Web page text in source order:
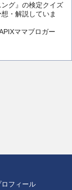
グ』の検定クイズ
・解説していま
ママブロガー
ロフィール